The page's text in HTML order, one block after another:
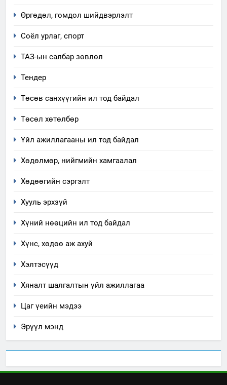
Өргөдөл, гомдол шийдвэрлэлт
Соёл урлаг, спорт
ТАЗ-ын салбар зөвлөл
Тендер
Төсөв санхүүгийн ил тод байдал
Төсөл хөтөлбөр
Үйл ажиллагааны ил тод байдал
Хөдөлмөр, нийгмийн хамгаалал
Хөдөөгийн сэргэлт
Хууль эрхзүй
Хүний нөөцийн ил тод байдал
Хүнс, хөдөө аж ахуй
Хэлтэсүүд
Хяналт шалгалтын үйл ажиллагаа
Цаг үеийн мэдээ
Эрүүл мэнд
хэмжээний төлөвлөгөө
6
аудитын дүгнэлт
7
ИЛ ТОД БАЙДАЛ
Мэдээлэл хариуцагчийн
ашиглаж байгаа техник,
технологийн хүн, мал, амьтны
эрүүл мэнд, байгаль орчинд
Нээлттэй засгийн түншлэл
БАЙГУУЛНА
ЗАР ТАЗ-ЫН САЛБАР ЗӨВЛӨЛ
3